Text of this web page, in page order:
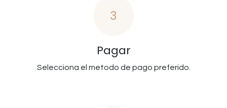
3
Pagar
Selecciona el metodo de pago preferido.